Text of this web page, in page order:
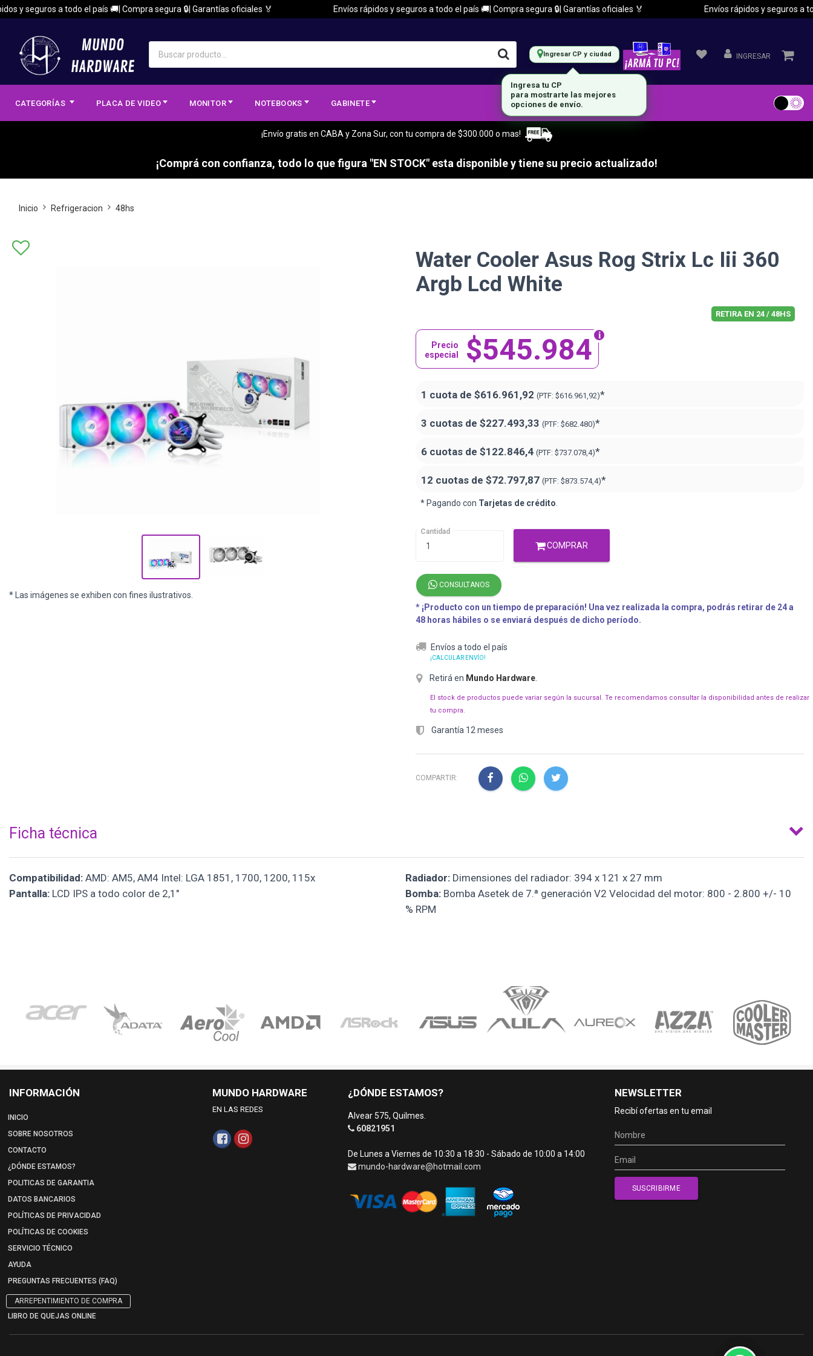
y seguros a todo el país 🚚| Compra segura 🔒| Garantías oficiales 🏅 Envíos rápidos y seguros a todo el país 🚚| Compra segura 🔒| Garantías oficiales 🏅 Envíos rápidos y seguros a
Ingresar CP y ciudad INGRESAR
CATEGORÍAS PLACA DE VIDEO MONITOR NOTEBOOKS GABINETE
¡Envío gratis en CABA y Zona Sur, con tu compra de $300.000 o mas!
¡Comprá con confianza, todo lo que figura "EN STOCK" esta disponible y tiene su precio actualizado!
Inicio Refrigeracion 48hs
* Las imágenes se exhiben con fines ilustrativos.
Water Cooler Asus Rog Strix Lc Iii 360
Argb Lcd White
RETIRA EN 24 / 48HS
$545.984
Precio
especial
1 cuota de $616.961,92 (PTF: $616.961,92)*
3 cuotas de $227.493,33 (PTF: $682.480)*
6 cuotas de $122.846,4 (PTF: $737.078,4)*
12 cuotas de $72.797,87 (PTF: $873.574,4)*
* Pagando con Tarjetas de crédito
Cantidad
COMPRAR
CONSULTANOS
* ¡Producto con un tiempo de preparación! Una vez realizada la compra, podrás retirar de 24 a
48 horas hábiles o se enviará después de dicho período.
Envíos a todo el país
¡CALCULAR ENVÍO!
Retirá en Mundo Hardware
El stock de productos puede variar según la sucursal. Te recomendamos consultar la disponibilidad antes de realizar
tu compra.
Garantía 12 meses
COMPARTIR:
Ficha técnica
Compatibilidad: AMD: AM5, AM4 Intel: LGA 1851, 1700, 1200, 115x
Pantalla: LCD IPS a todo color de 2,1"
Radiador:Dimensiones del radiador: 394 x 121 x 27 mm
Bomba:Bomba Asetek de 7.ª generación V2 Velocidad del motor: 800 - 2.800 +/- 10
% RPM
INFORMACIÓN
INICIO
SOBRE NOSOTROS
CONTACTO
¿DÓNDE ESTAMOS?
POLITICAS DE GARANTIA
DATOS BANCARIOS
POLÍTICAS DE PRIVACIDAD
POLÍTICAS DE COOKIES
SERVICIO TÉCNICO
AYUDA
PREGUNTAS FRECUENTES (FAQ)
ARREPENTIMIENTO DE COMPRA
LIBRO DE QUEJAS ONLINE
MUNDO HARDWARE
EN LAS REDES
¿DÓNDE ESTAMOS?
Alvear 575, Quilmes.
60821951
De Lunes a Viernes de 10:30 a 18:30 - Sábado de 10:00 a 14:00
mundo-hardware@hotmail.com
NEWSLETTER
Recibí ofertas en tu email
Ingresa tu CP
para mostrarte las mejores
opciones de envío.